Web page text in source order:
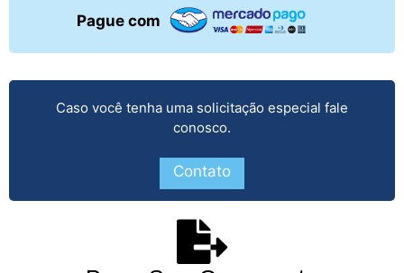
Pague com
Caso você tenha uma solicitação especial fale
conosco.
Contato